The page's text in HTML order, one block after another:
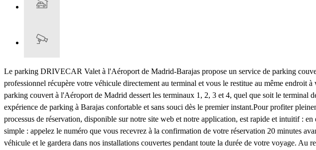
Le parking DRIVECAR Valet à l'Aéroport de Madrid-Barajas propose un service de parking
professionnel récupère votre véhicule directement au terminal et vous le restitue au même endroit
parking couvert à l'Aéroport de Madrid dessert les terminaux 1, 2, 3 et 4, quel que soit le
expérience de parking à Barajas confortable et sans souci dès le premier instant.Pour profiter
processus de réservation, disponible sur notre site web et notre application, est rapide et intuitif :
simple : appelez le numéro que vous recevrez à la confirmation de votre réservation 20 minutes
véhicule et le gardera dans nos installations couvertes pendant toute la durée de votre voyage. Au